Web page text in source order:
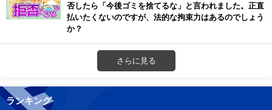
否したら「今後ゴミを捨てるな」と言われました。正直
払いたくないのですが、法的な拘束力はあるのでしょう
か？
さらに見る
ランキング